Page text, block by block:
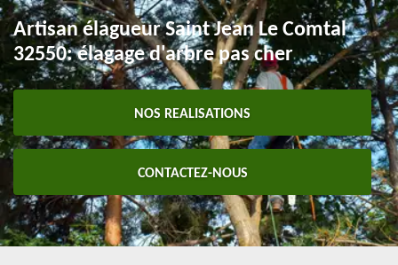
Artisan élagueur Saint Jean Le Comtal
32550: élagage d'arbre pas cher
NOS REALISATIONS
CONTACTEZ-NOUS